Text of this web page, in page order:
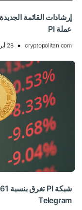
عملة PI
cryptopolitan.com 28 أبريل 2025 14:56, UTC
Telegram